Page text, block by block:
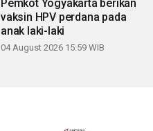
Pemkot Yogyakarta berikan
vaksin HPV perdana pada
anak laki-laki
04 August 2026 15:59 WIB